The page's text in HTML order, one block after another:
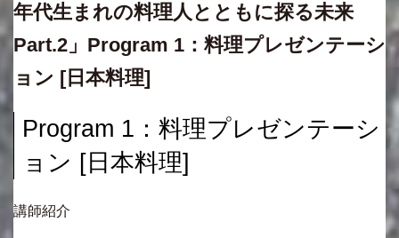
年代生まれの料理人とともに探る未来
Part.2」Program 1：料理プレゼンテーシ
ョン [日本料理]
Program 1：料理プレゼンテーシ
ョン [日本料理]
講師紹介